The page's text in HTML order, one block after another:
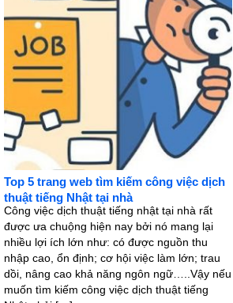
Top 5 trang web tìm kiếm công việc dịch
thuật tiếng Nhật tại nhà
Công việc dịch thuật tiếng nhật tại nhà rất
được ưa chuộng hiện nay bởi nó mang lại
nhiều lợi ích lớn như: có được nguồn thu
nhập cao, ổn định; cơ hội việc làm lớn; trau
dồi, nâng cao khả năng ngôn ngữ…..Vậy nếu
muốn tìm kiếm công việc dịch thuật tiếng